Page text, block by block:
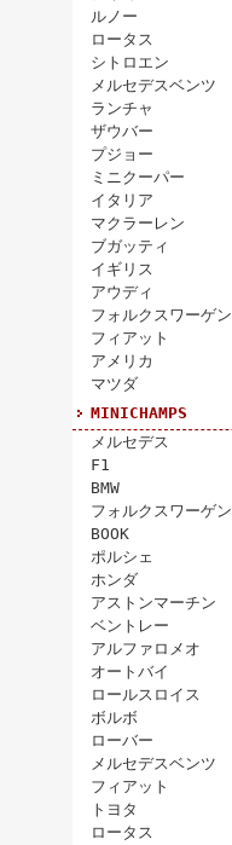
ルノー
ロータス
シトロエン
メルセデスベンツ
ランチャ
ザウバー
プジョー
ミニクーパー
イタリア
マクラーレン
ブガッティ
イギリス
アウディ
フォルクスワーゲン
フィアット
アメリカ
マツダ
MINICHAMPS
メルセデス
F1
BMW
フォルクスワーゲン
BOOK
ポルシェ
ホンダ
アストンマーチン
ベントレー
アルファロメオ
オートバイ
ロールスロイス
ボルボ
ローバー
メルセデスベンツ
フィアット
トヨタ
ロータス